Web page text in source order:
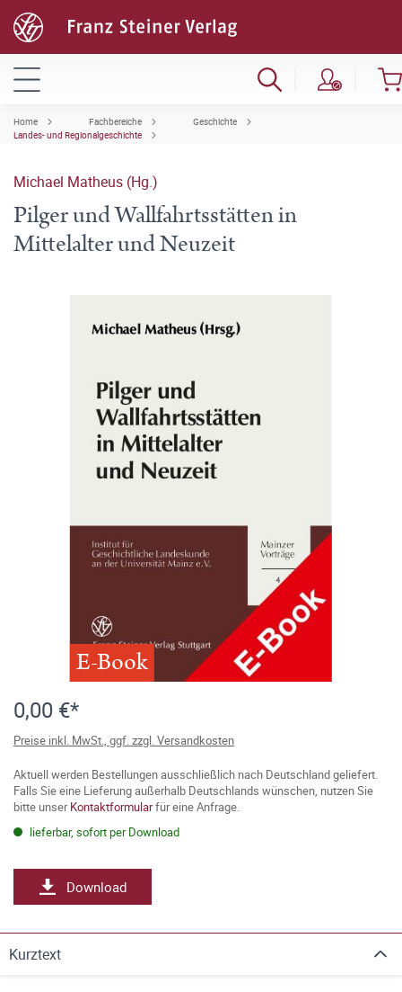
Home Fachbereiche
Geschichte
Landes- und Regionalgeschichte
Michael Matheus (Hg.)
Pilger und Wallfahrtsstätten in
Mittelalter und Neuzeit
E-Book
0,00 €*
Preise inkl. MwSt., ggf. zzgl. Versandkosten
Aktuell werden Bestellungen ausschließlich nach Deutschland geliefert.
Falls Sie eine Lieferung außerhalb Deutschlands wünschen, nutzen Sie
bitte unserKontaktformularfür eine Anfrage.
lieferbar, sofort per Download
Download
Kurztext